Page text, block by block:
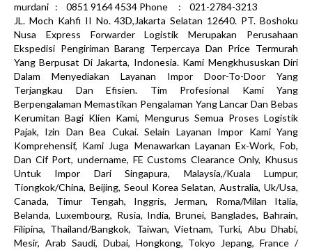
murdani : 0851 9164 4534 Phone : 021-2784-3213
JL. Moch Kahfi II No. 43D,Jakarta Selatan 12640. PT. Boshoku
Nusa Express Forwarder Logistik Merupakan Perusahaan
Ekspedisi Pengiriman Barang Terpercaya Dan Price Termurah
Yang Berpusat Di Jakarta, Indonesia. Kami Mengkhususkan Diri
Dalam Menyediakan Layanan Impor Door-To-Door Yang
Terjangkau Dan Efisien. Tim Profesional Kami Yang
Berpengalaman Memastikan Pengalaman Yang Lancar Dan Bebas
Kerumitan Bagi Klien Kami, Mengurus Semua Proses Logistik
Pajak, Izin Dan Bea Cukai. Selain Layanan Impor Kami Yang
Komprehensif, Kami Juga Menawarkan Layanan Ex-Work, Fob,
Dan Cif Port, undername, FE Customs Clearance Only, Khusus
Untuk Impor Dari Singapura, Malaysia,/Kuala Lumpur,
Tiongkok/China, Beijing, Seoul Korea Selatan, Australia, Uk/Usa,
Canada, Timur Tengah, Inggris, Jerman, Roma/Milan Italia,
Belanda, Luxembourg, Rusia, India, Brunei, Banglades, Bahrain,
Filipina, Thailand/Bangkok, Taiwan, Vietnam, Turki, Abu Dhabi,
Mesir, Arab Saudi, Dubai, Hongkong, Tokyo Jepang, France /